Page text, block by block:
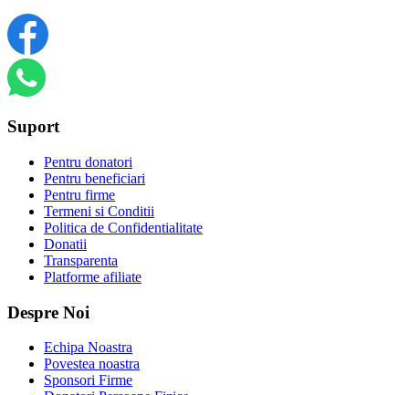
Suport
Pentru donatori
Pentru beneficiari
Pentru firme
Termeni si Conditii
Politica de Confidentialitate
Donatii
Transparenta
Platforme afiliate
Despre Noi
Echipa Noastra
Povestea noastra
Sponsori Firme